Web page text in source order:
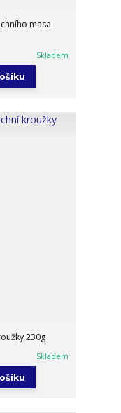
masa
Skladem
230g
Skladem